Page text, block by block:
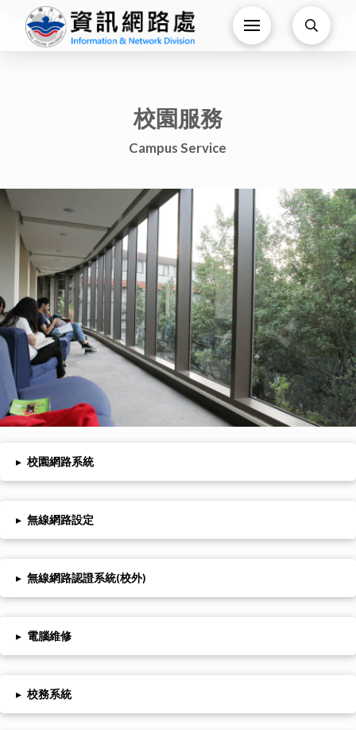
校園服務
Campus Service
▸ 校園網路系統
▸ 無線網路設定
▸ 無線網路認證系統(校外)
▸ 電腦維修
▸ 校務系統